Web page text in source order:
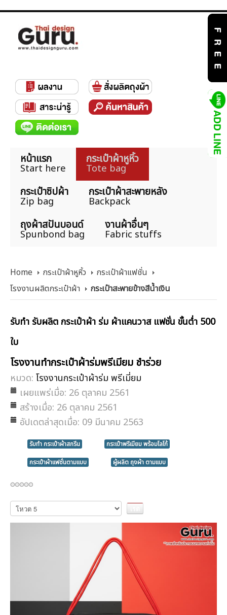
หน้าแรก
Start here
กระเป๋าผ้าหูหิ้ว
Tote bag
กระเป๋าซิปผ้า
Zip bag
กระเป๋าผ้าสะพายหลัง
Backpack
ถุงผ้าสปันบอนด์
Spunbond bag
งานผ้าอื่นๆ
Fabric stuffs
Home กระเป๋าผ้าหูหิ้ว
กระเป๋าผ้าแฟชั่น
โรงงานผลิตกระเป๋าผ้า
กระเป๋าสะพายข้างสีน้ำเงิน
รับทำ รับผลิต กระเป๋าผ้า ร่ม ผ้าแคนวาส แฟชั่น ขั้นต่ำ 500
ใบ
โรงงานทำกระเป๋าผ้าร่มพรีเมียม ชำร่วย
หมวด: โรงงานกระเป๋าผ้าร่ม พรีเมี่ยม
เผยแพร่เมื่อ: 26 ตุลาคม 2561
สร้างเมื่อ: 26 ตุลาคม 2561
อัปเดตล่าสุดเมื่อ: 09 มีนาคม 2563
รับทำ กระเป๋าผ้าสกรีน
กระเป๋าพรีเมียม พร้อมโลโก้
กระเป๋าผ้าแฟชั่นตามแบบ
ผู้ผลิต ถุงผ้า ตามแบบ
กรุณา
ให้
คะแนน